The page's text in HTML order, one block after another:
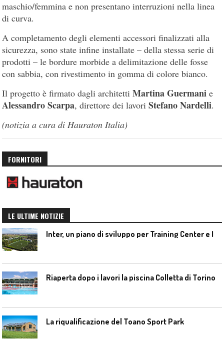
maschio/femmina e non presentano interruzioni nella linea
di curva.
A completamento degli elementi accessori finalizzati alla
sicurezza, sono state infine installate – della stessa serie di
prodotti – le bordure morbide a delimitazione delle fosse
con sabbia, con rivestimento in gomma di colore bianco.
Il progetto è firmato dagli architettiMartina Guermani e
Alessandro Scarpa, direttore dei lavoriStefano Nardelli.
(notizia a cura di Hauraton Italia)
FORNITORI
LE ULTIME NOTIZIE
Riaperta dopo i lavori la piscina Colletta di Torino
La riqualificazione del Toano Sport Park